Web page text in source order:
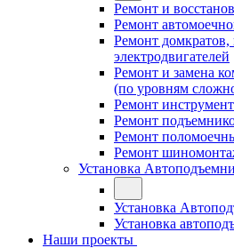
Ремонт и
Ремонт
Ремонт домкратов,
электродвигателей
Ремонт и замена
(по уровням
Ремонт
Ремонт
Ремонт
Ремонт
Установка
Установка
Установка
Наши проекты